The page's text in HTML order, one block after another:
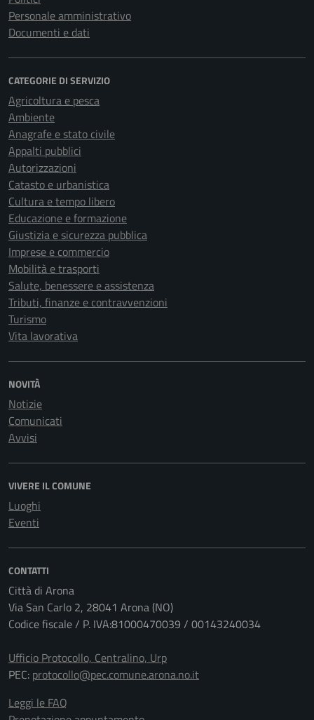
Personale amministrativo
Documenti e dati
CATEGORIE DI SERVIZIO
Agricoltura e pesca
Ambiente
Anagrafe e stato civile
Appalti pubblici
Autorizzazioni
Catasto e urbanistica
Cultura e tempo libero
Educazione e formazione
Giustizia e sicurezza pubblica
Imprese e commercio
Mobilità e trasporti
Salute, benessere e assistenza
Tributi, finanze e contravvenzioni
Turismo
Vita lavorativa
NOVITÀ
Notizie
Comunicati
Avvisi
VIVERE IL COMUNE
Luoghi
Eventi
CONTATTI
Città di Arona
Via San Carlo 2, 28041 Arona (NO)
Codice fiscale / P. IVA:81000470039 / 00143240034
Ufficio Protocollo, Centralino, Urp
PEC: protocollo@pec.comune.arona.no.it
Leggi le FAQ